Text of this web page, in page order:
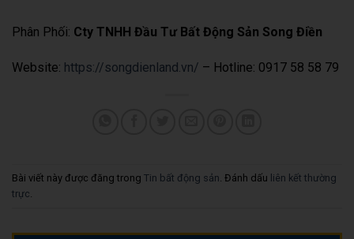
Phân Phối: Cty TNHH Đầu Tư Bất Động Sản Song Điền
Website: https://songdienland.vn/ – Hotline: 0917 58 58 79
Bài viết này được đăng trong Tin bất động sản . Đánh dấu liên kết thường
trực